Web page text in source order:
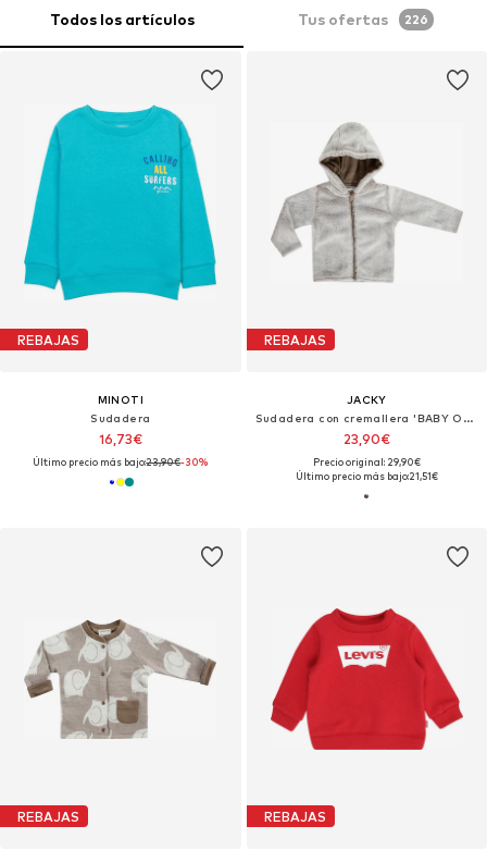
Todos los artículos Tus ofertas 226
REBAJAS
MINOTI
Sudadera
16,73€
Último precio más bajo:23,90€-30%
REBAJAS
JACKY
Sudadera con cremallera 'BABY ON TOUR'
23,90€
Precio original: 29,90€
Último precio más bajo:21,51€
REBAJAS REBAJAS